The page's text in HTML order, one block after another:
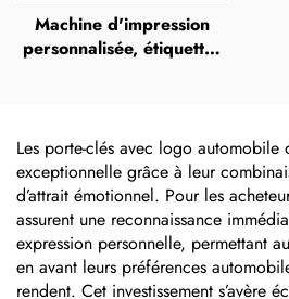
Machine d'impression
personnalisée, étiquettes
autocollants 3D en résine
époxy
Les porte-clés avec logo automobile
exceptionnelle grâce à leur
d’attrait émotionnel. Pour les
assurent une reconnaissance
expression personnelle, permettant
en avant leurs préférences
rendent. Cet investissement s’avère